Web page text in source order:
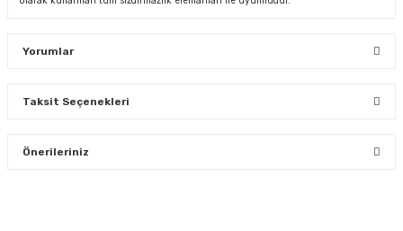
Yorumlar
Taksit Seçenekleri
Önerileriniz